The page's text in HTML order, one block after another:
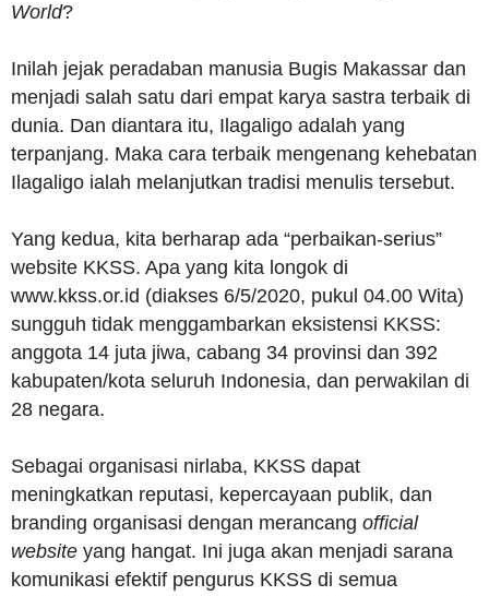
World?
Inilah jejak peradaban manusia Bugis Makassar dan
menjadi salah satu dari empat karya sastra terbaik di
dunia. Dan diantara itu, Ilagaligo adalah yang
terpanjang. Maka cara terbaik mengenang kehebatan
Ilagaligo ialah melanjutkan tradisi menulis tersebut.
Yang kedua, kita berharap ada “perbaikan-serius”
website KKSS. Apa yang kita longok di
www.kkss.or.id (diakses 6/5/2020, pukul 04.00 Wita)
sungguh tidak menggambarkan eksistensi KKSS:
anggota 14 juta jiwa, cabang 34 provinsi dan 392
kabupaten/kota seluruh Indonesia, dan perwakilan di
28 negara.
Sebagai organisasi nirlaba, KKSS dapat
meningkatkan reputasi, kepercayaan publik, dan
branding organisasi dengan merancang official
website yang hangat. Ini juga akan menjadi sarana
komunikasi efektif pengurus KKSS di semua